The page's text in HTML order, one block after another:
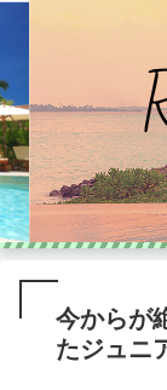
今からが
たジュニ